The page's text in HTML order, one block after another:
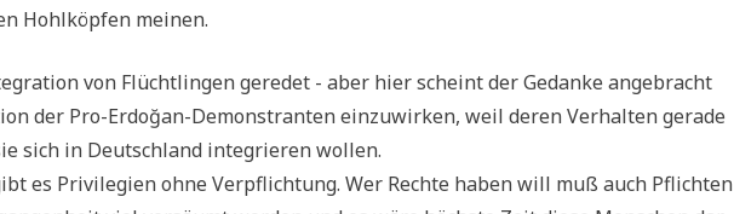
Hohl­köp­fen meinen.
von Flücht­lin­gen gere­det - aber hier scheint der Gedan­ke ange­bracht
der Pro-Erdoğan-Demon­stran­ten ein­zu­wir­ken, weil deren Ver­hal­ten gera­de
sich in Deutsch­land inte­grie­ren wollen.
es Pri­vi­le­gi­en ohne Ver­pflich­tung. Wer Rech­te haben will muß auch Pflich­ten